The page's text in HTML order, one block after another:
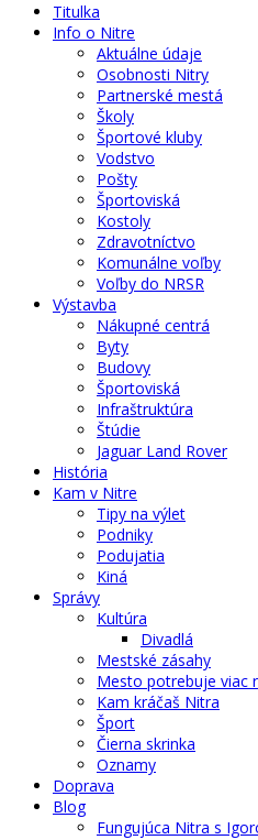
Titulka
Info o Nitre
Aktuálne údaje
Osobnosti Nitry
Partnerské mestá
Školy
Športové kluby
Vodstvo
Pošty
Športoviská
Kostoly
Zdravotníctvo
Komunálne voľby
Voľby do NRSR
Výstavba
Nákupné centrá
Byty
Budovy
Športoviská
Infraštruktúra
Štúdie
Jaguar Land Rover
História
Kam v Nitre
Tipy na výlet
Podniky
Podujatia
Kiná
Správy
Kultúra
Divadlá
Mestské zásahy
Mesto potrebuje viac
Kam kráčaš Nitra
Šport
Čierna skrinka
Oznamy
Doprava
Blog
Fungujúca Nitra s